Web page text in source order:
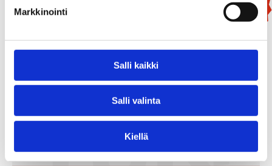
Markkinointi
Salli kaikki
Salli valinta
Kiellä
Uutuus!